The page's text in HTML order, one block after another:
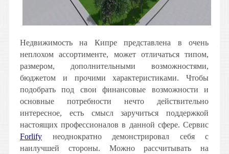
Недвижимость на Кипре представлена в очень
неплохом ассортименте, может отличаться типом,
размером, дополнительными возможностями,
бюджетом и прочими характеристиками. Чтобы
подобрать под свои финансовые возможности и
основные потребности нечто действительно
интересное, есть смысл заручиться поддержкой
настоящих профессионалов в данной сфере. Сервис
Forlify неоднократно демонстрировал себя с
наилучшей стороны. Можно рассчитывать на